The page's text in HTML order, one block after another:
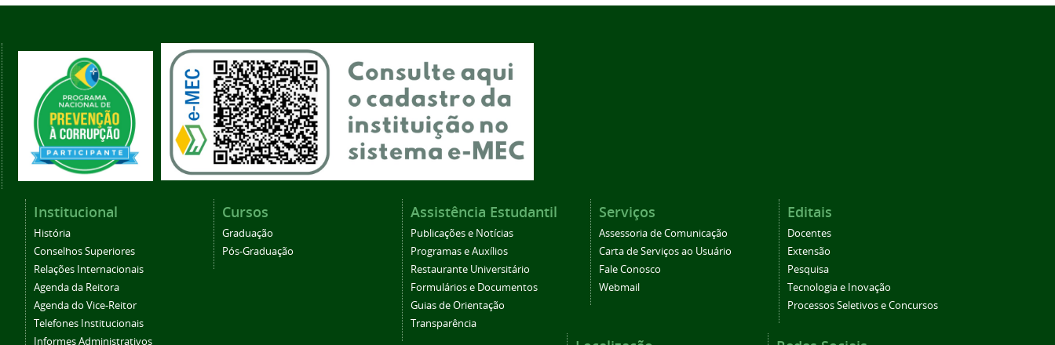
Institucional
História
Conselhos Superiores
Relações Internacionais
Agenda da Reitora
Agenda do Vice-Reitor
Telefones Institucionais
Informes Administrativos
Cursos
Graduação
Pós-Graduação
Assistência Estudantil
Publicações e Notícias
Programas e Auxílios
Restaurante Universitário
Formulários e Documentos
Guias de Orientação
Transparência
Serviços
Assessoria de Comunicação
Carta de Serviços ao Usuário
Fale Conosco
Webmail
Editais
Docentes
Extensão
Pesquisa
Tecnologia e Inovação
Processos Seletivos e Concursos